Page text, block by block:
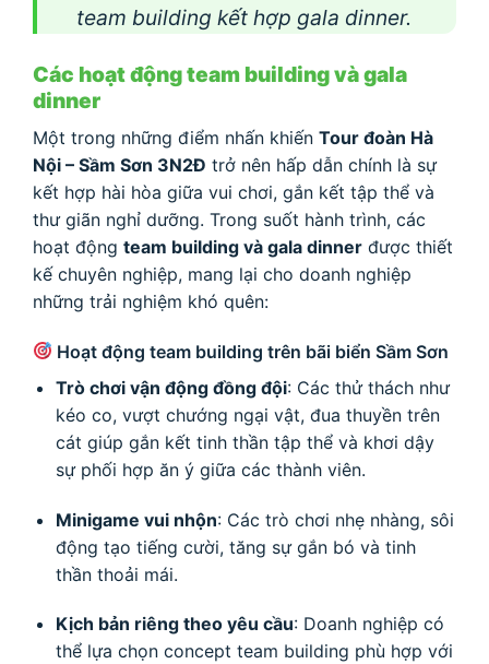
team building kết hợp gala dinner.
Các hoạt động team building và gala
dinner
Một trong những điểm nhấn khiến Tour đoàn Hà
Nội – Sầm Sơn 3N2Đ trở nên hấp dẫn chính là sự
kết hợp hài hòa giữa vui chơi, gắn kết tập thể và
thư giãn nghỉ dưỡng. Trong suốt hành trình, các
hoạt động team building và gala dinner được thiết
kế chuyên nghiệp, mang lại cho doanh nghiệp
những trải nghiệm khó quên:
Hoạt động team building trên bãi biển Sầm Sơn
Trò chơi vận động đồng đội: Các thử thách như
kéo co, vượt chướng ngại vật, đua thuyền trên
cát giúp gắn kết tinh thần tập thể và khơi dậy
sự phối hợp ăn ý giữa các thành viên.
Minigame vui nhộn: Các trò chơi nhẹ nhàng, sôi
động tạo tiếng cười, tăng sự gắn bó và tinh
thần thoải mái.
Kịch bản riêng theo yêu cầu: Doanh nghiệp có
thể lựa chọn concept team building phù hợp với